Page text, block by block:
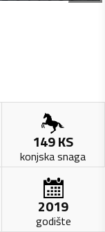
149KS
konjska snaga
2019
godište